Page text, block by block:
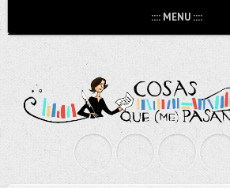
:::: MENU ::::